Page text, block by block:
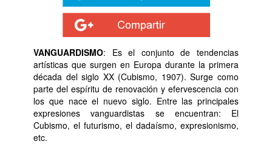
VANGUARDISMO: Es el conjunto de tendencias
artísticas que surgen en Europa durante la primera
década del siglo XX (Cubismo, 1907). Surge como
parte del espíritu de renovación y efervescencia con
los que nace el nuevo siglo. Entre las principales
expresiones vanguardistas se encuentran: El
Cubismo, el futurismo, el dadaísmo, expresionismo,
etc.